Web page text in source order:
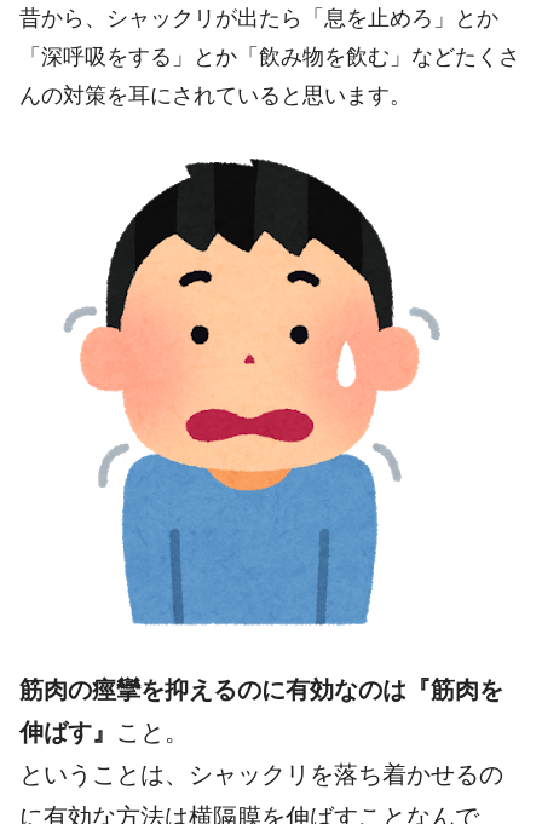
昔から、シャックリが出たら「息を止めろ」とか
「深呼吸をする」とか「飲み物を飲む」などたくさ
んの対策を耳にされていると思います。
筋肉の痙攣を抑えるのに有効なのは『筋肉を
伸ばす』 こと。
ということは、シャックリを落ち着かせるの
に有効な方法は横隔膜を伸ばすことなんで